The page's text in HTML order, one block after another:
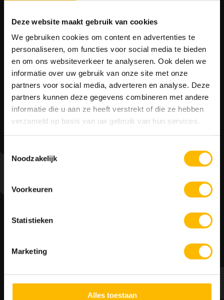
Deze website maakt gebruik van cookies
We gebruiken cookies om content en advertenties te
personaliseren, om functies voor social media te bieden
en om ons websiteverkeer te analyseren. Ook delen we
informatie over uw gebruik van onze site met onze
partners voor social media, adverteren en analyse. Deze
partners kunnen deze gegevens combineren met andere
informatie die u aan ze heeft verstrekt of die ze hebben
verzameld op basis van uw gebruik van hun services.
Noodzakelijk
Voorkeuren
Statistieken
Marketing
Alles toestaan
Leeftijd karter(s)*
Gewenste datum
Aantal personen
Naam eventuele kartpartner(s)
Opmerkingen